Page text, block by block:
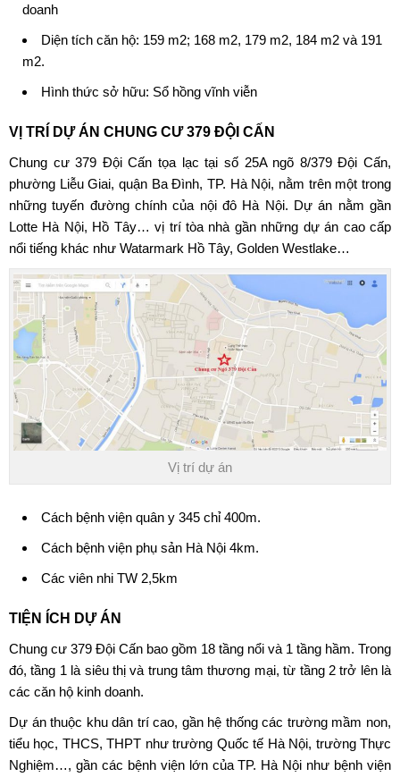
doanh
Diện tích căn hộ: 159 m2; 168 m2, 179 m2, 184 m2 và 191
m2.
Hình thức sở hữu: Sổ hồng vĩnh viễn
VỊ TRÍ DỰ ÁN CHUNG CƯ 379 ĐỘI CẤN
Chung cư 379 Đội Cấn tọa lạc tại số 25A ngõ 8/379 Đội Cấn,
phường Liễu Giai, quận Ba Đình, TP. Hà Nội, nằm trên một trong
những tuyến đường chính của nội đô Hà Nội. Dự án nằm gần
Lotte Hà Nội, Hồ Tây… vị trí tòa nhà gần những dự án cao cấp
nổi tiếng khác như Watarmark Hồ Tây, Golden Westlake…
Vị trí dự án
Cách bệnh viện quân y 345 chỉ 400m.
Cách bệnh viện phụ sản Hà Nội 4km.
Các viên nhi TW 2,5km
TIỆN ÍCH DỰ ÁN
Chung cư 379 Đội Cấn bao gồm 18 tầng nổi và 1 tầng hầm. Trong
đó, tầng 1 là siêu thị và trung tâm thương mại, từ tầng 2 trở lên là
các căn hộ kinh doanh.
Dự án thuộc khu dân trí cao, gần hệ thống các trường mầm non,
tiểu học, THCS, THPT như trường Quốc tế Hà Nội, trường Thực
Nghiệm…, gần các bệnh viện lớn của TP. Hà Nội như bệnh viện